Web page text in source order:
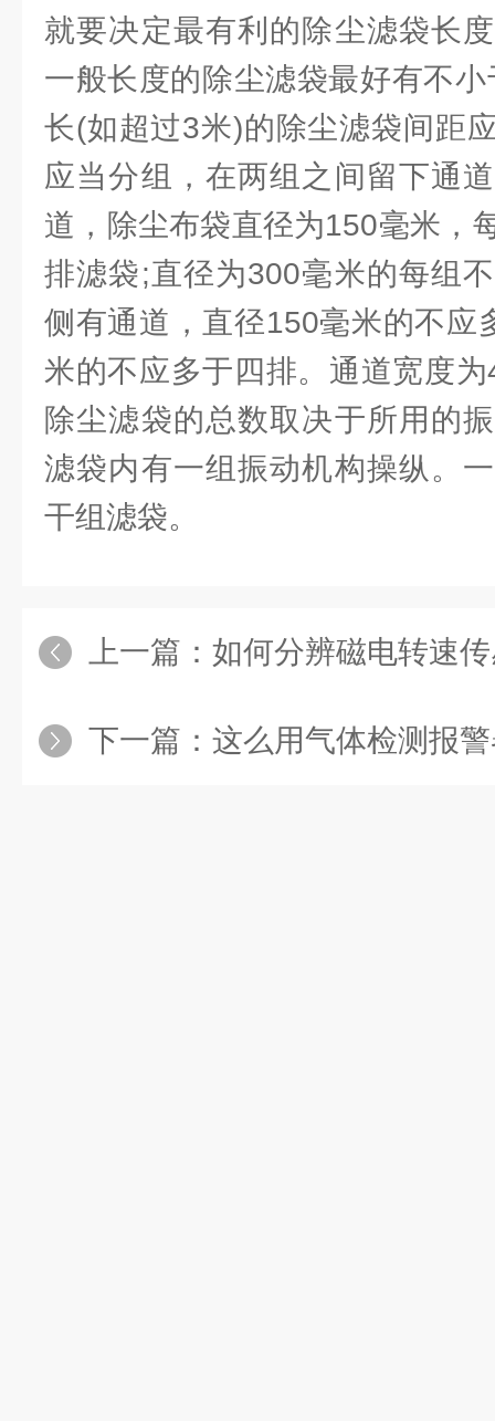
就要决定最有利的除尘滤袋长
一般长度的除尘滤袋最好有不
长(如超过3米)的除尘滤袋间距
应当分组，在两组之间留下通
道，除尘布袋直径为150毫米，
排滤袋;直径为300毫米的每组
侧有通道，直径150毫米的不应
米的不应多于四排。通道宽度
除尘滤袋的总数取决于所用的
滤袋内有一组振动机构操纵。
干组滤袋。
上一篇： 如何分辨磁电转速
下一篇： 这么用气体检测报